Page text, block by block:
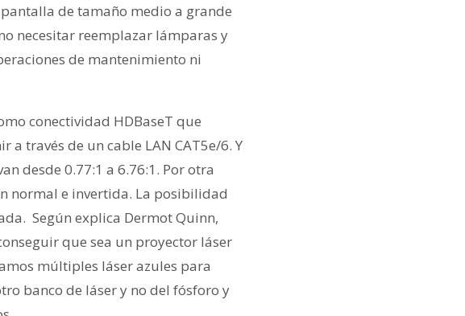
de tamaño medio a grande
necesitar reemplazar lámparas y
de mantenimiento ni
conectividad HDBaseT que
través de un cable LAN CAT5e/6. Y
desde 0.77:1 a 6.76:1. Por otra
normal e invertida. La posibilidad
Según explica Dermot Quinn,
que sea un proyector láser
múltiples láser azules para
banco de láser y no del fósforo y